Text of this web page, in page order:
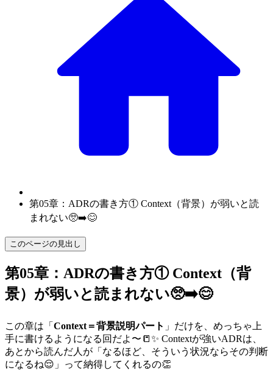
第05章：ADRの書き方① Context（背景）が弱いと読
まれない🥺➡️😊
このページの見出し
第05章：ADRの書き方① Context（背
景）が弱いと読まれない🥺➡️😊
この章は「 Context＝背景説明パート 」だけを、めっちゃ上
手に書けるようになる回だよ〜📒✨ Contextが強いADRは、
あとから読んだ人が「なるほど、そういう状況ならその判断
になるね😌」って納得してくれるの👏